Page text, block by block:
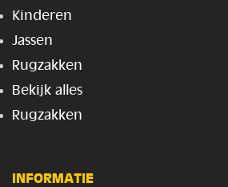
Kinderen
Jassen
Rugzakken
Bekijk alles
Rugzakken
INFORMATIE